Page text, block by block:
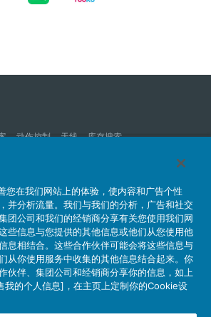
动作控制 天线 库存搜索
IR消息 公司新到信息列表
产品信息新的列表
Cookie政策
关于利用本网站
您在我们网站上的体验，使内容和广告个性
并分析流量。我们与我们的分析，广告和社交
团公司和我们的经销商分享有关您使用我们网
些信息与您提供的其他信息或他们从您使用他
息相结合。这些合作伙伴可能会将这些信息与
从你使用服务中收集的其他信息结合起来。你
伙伴、集团公司和经销商分享你的信息，如上
我的个人信息]，在主页上定制你的Cookie设